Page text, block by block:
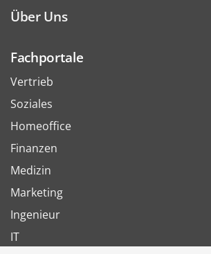
Über Uns
Fachportale
Vertrieb
Soziales
Homeoffice
Finanzen
Medizin
Marketing
Ingenieur
IT